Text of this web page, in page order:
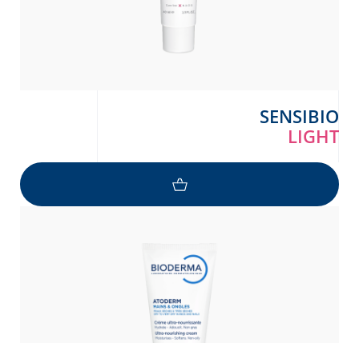
SENSIBIO
LIGHT